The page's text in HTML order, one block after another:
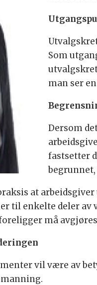
Som
man ser
Dersom
fastsetter
begrunnet,
at
til enkelte deler
må
vil være av